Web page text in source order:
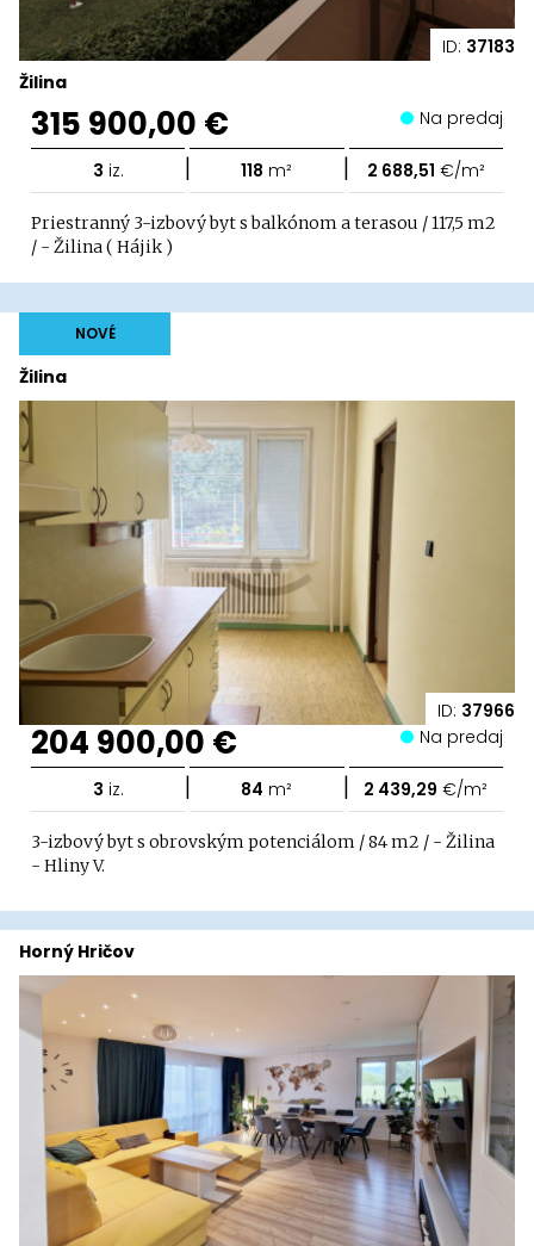
ID: 37183
Žilina
315 900,00 € Na predaj
3 iz. | 118 m² | 2 688,51 €/m²
Priestranný 3-izbový byt s balkónom a terasou / 117,5 m2
/ - Žilina ( Hájik )
ID: 37966
Žilina
NOVÉ
204 900,00 € Na predaj
3 iz. | 84 m² | 2 439,29 €/m²
3-izbový byt s obrovským potenciálom / 84 m2 / - Žilina
- Hliny V.
Horný Hričov